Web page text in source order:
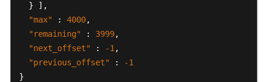
管
理
}
] ,
"max"
: 4000,
"remaining"
: 3999,
"next_offset"
: -1 ,
"previous_offset"
:
-1
}